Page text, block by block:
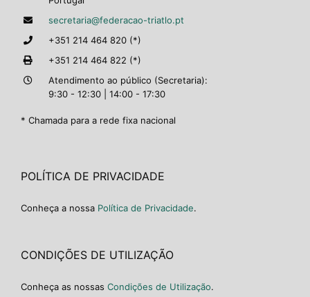
secretaria@federacao-triatlo.pt
+351 214 464 820 (*)
+351 214 464 822 (*)
Atendimento ao público (Secretaria):
9:30 - 12:30 | 14:00 - 17:30
* Chamada para a rede fixa nacional
POLÍTICA DE PRIVACIDADE
Conheça a nossa Política de Privacidade.
CONDIÇÕES DE UTILIZAÇÃO
Conheça as nossas Condições de Utilização.